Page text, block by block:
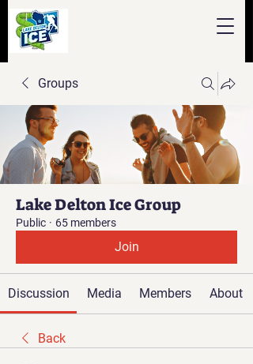
Groups
Lake Delton Ice Group
Public · 65 members
Join
Discussion Media Members About
Back